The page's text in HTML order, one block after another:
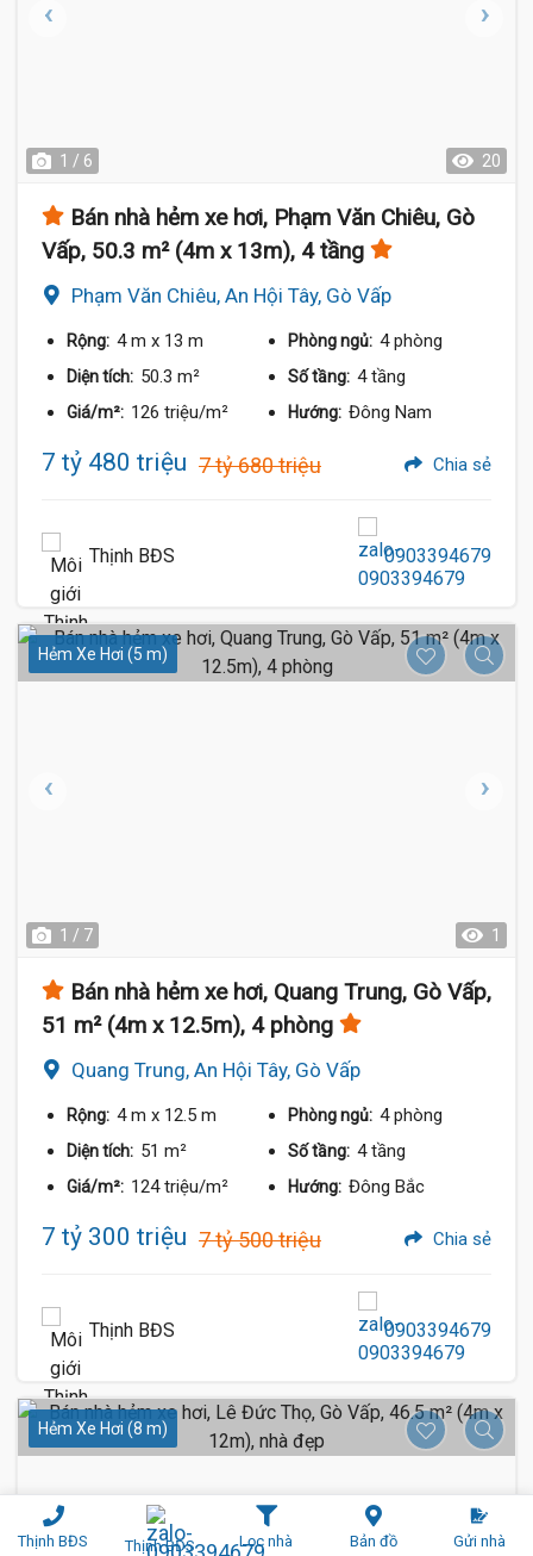
Thịnh BĐS Thịnh BĐS Lọc nhà Bản đồ Gửi nhà
1 / 6 20
Bán nhà hẻm xe hơi, Phạm Văn Chiêu, Gò
Vấp, 50.3 m² (4m x 13m), 4 tầng
Phạm Văn Chiêu, An Hội Tây, Gò Vấp
Rộng: 4 m x 13 m Phòng ngủ: 4 phòng
Diện tích: 50.3 m² Số tầng: 4 tầng
Giá/m²: 126 triệu/m² Hướng: Đông Nam
7 tỷ 480 triệu 7 tỷ 680 triệu Chia sẻ
Thịnh BĐS 0903394679
Hẻm Xe Hơi (5 m)
1 / 7 1
Bán nhà hẻm xe hơi, Quang Trung, Gò Vấp,
51 m² (4m x 12.5m), 4 phòng
Quang Trung, An Hội Tây, Gò Vấp
Rộng: 4 m x 12.5 m Phòng ngủ: 4 phòng
Diện tích: 51 m² Số tầng: 4 tầng
Giá/m²: 124 triệu/m² Hướng: Đông Bắc
7 tỷ 300 triệu 7 tỷ 500 triệu Chia sẻ
Thịnh BĐS 0903394679
Hẻm Xe Hơi (8 m)